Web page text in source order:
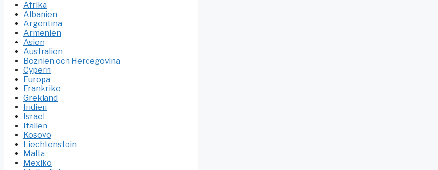
Afrika
Albanien
Argentina
Armenien
Asien
Australien
Boznien och Hercegovina
Cypern
Europa
Frankrike
Grekland
Indien
Israel
Italien
Kosovo
Liechtenstein
Malta
Mexiko